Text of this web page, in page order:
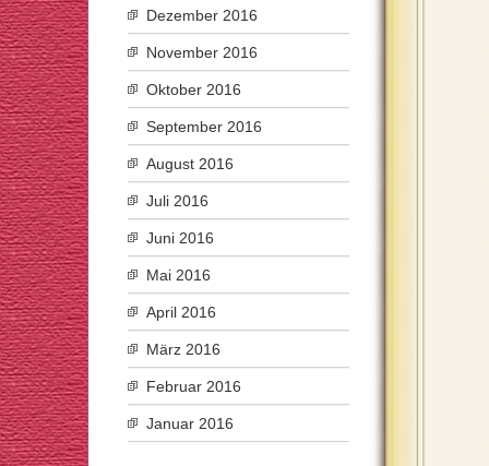
Dezember 2016
November 2016
Oktober 2016
September 2016
August 2016
Juli 2016
Juni 2016
Mai 2016
April 2016
März 2016
Februar 2016
Januar 2016